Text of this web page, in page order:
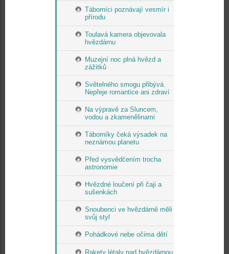
Táborníci poznávají vesmír i
přírodu
Toulavá kamera objevovala
hvězdárnu
Muzejní noc plná hvězd a
zážitků
Světelného smogu přibývá.
Nepřeje romantice ani zdraví
Na výpravě za Sluncem,
vodou a zkamenělinami
Táborníky čeká výsadek na
neznámou planetu
Před vysvědčením trocha
astronomie
Hvězdné loučení při čaji a
sušenkách
Snoubenci ve hvězdárně měli
svůj styl
Pohádkové nebe očima dětí
Rakety létaly nad hvězdárnou